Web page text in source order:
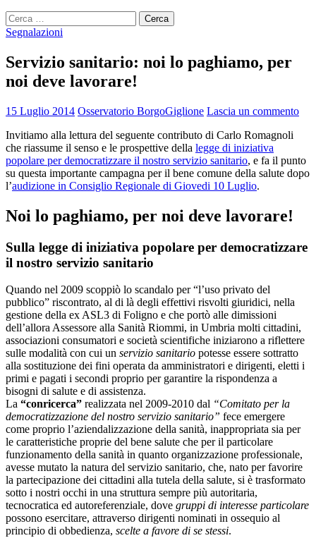
Ricerca
per:
Segnalazioni
Servizio sanitario: noi lo paghiamo, per
noi deve lavorare!
15 Luglio 2014 Osservatorio BorgoGiglione Lascia un commento
Invitiamo alla lettura del seguente contributo di Carlo Romagnoli
che riassume il senso e le prospettive della legge di iniziativa
popolare per democratizzare il nostro servizio sanitario, e fa il punto
su questa importante campagna per il bene comune della salute dopo
l’audizione in Consiglio Regionale di Giovedi 10 Luglio.
Noi lo paghiamo, per noi deve lavorare!
Sulla legge di iniziativa popolare per democratizzare
il nostro servizio sanitario
Quando nel 2009 scoppiò lo scandalo per “l’uso privato del
pubblico” riscontrato, al di là degli effettivi risvolti giuridici, nella
gestione della ex ASL3 di Foligno e che portò alle dimissioni
dell’allora Assessore alla Sanità Riommi, in Umbria molti cittadini,
associazioni consumatori e società scientifiche iniziarono a riflettere
sulle modalità con cui un servizio sanitario potesse essere sottratto
alla sostituzione dei fini operata da amministratori e dirigenti, eletti i
primi e pagati i secondi proprio per garantire la rispondenza a
bisogni di salute e di assistenza.
La “conricerca” realizzata nel 2009-2010 dal “Comitato per la
democratizzazione del nostro servizio sanitario” fece emergere
come proprio l’aziendalizzazione della sanità, inappropriata sia per
le caratteristiche proprie del bene salute che per il particolare
funzionamento della sanità in quanto organizzazione professionale,
avesse mutato la natura del servizio sanitario, che, nato per favorire
la partecipazione dei cittadini alla tutela della salute, si è trasformato
sotto i nostri occhi in una struttura sempre più autoritaria,
tecnocratica ed autoreferenziale, dove gruppi di interesse particolare
possono esercitare, attraverso dirigenti nominati in ossequio al
principio di obbedienza, scelte a favore di se stessi.